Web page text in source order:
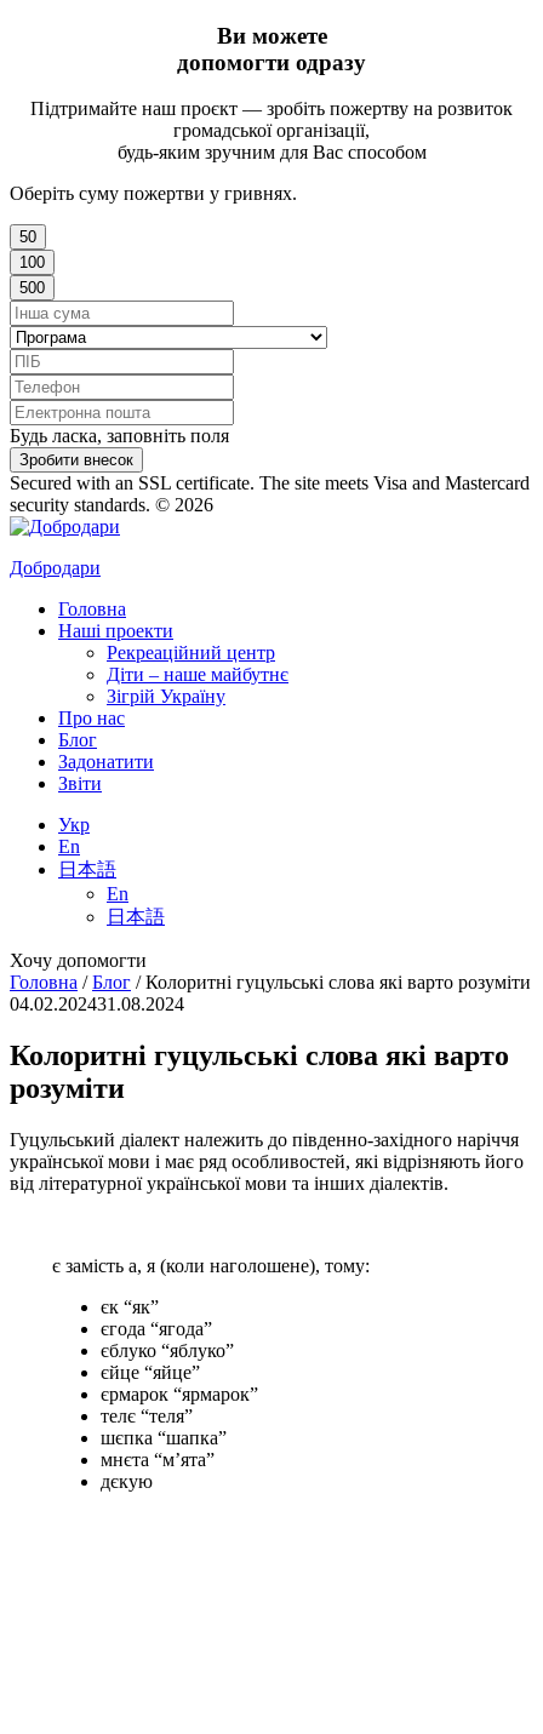
Ви можете
допомогти одразу
Підтримайте наш проєкт — зробіть пожертву на розвиток
громадської організації,
будь-яким зручним для Вас способом
Оберіть суму пожертви у гривнях.
50
100
500
Будь ласка, заповніть поля
Зробити внесок
Secured with an SSL certificate. The site meets Visa and Mastercard
security standards. © 2026
Добродари
Головна
Наші проекти
Рекреаційний центр
Діти – наше майбутнє
Зігрій Україну
Про нас
Блог
Задонатити
Звіти
Укр
En
日本語
En
日本語
Хочу допомогти
Головна / Блог / Колоритні гуцульські слова які варто розуміти
04.02.202431.08.2024
Колоритні гуцульські слова які варто
розуміти
Гуцульський діалект належить до південно-західного наріччя
української мови і має ряд особливостей, які відрізняють його
від літературної української мови та інших діалектів.
є замість а, я (коли наголошене), тому:
єк “як”
єгода “ягода”
єблуко “яблуко”
єйце “яйце”
єрмарок “ярмарок”
телє “теля”
шєпка “шапка”
мнєта “м’ята”
дєкую